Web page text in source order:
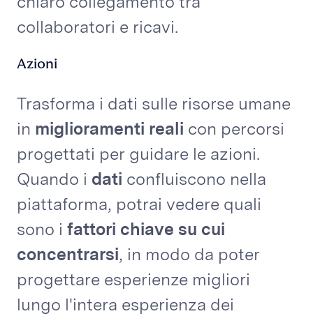
collaboratori e ricavi.
Azioni
Trasforma i dati sulle risorse umane
in miglioramenti reali con percorsi
progettati per guidare le azioni.
Quando i dati confluiscono nella
piattaforma, potrai vedere quali
sono i fattori chiave su cui
concentrarsi, in modo da poter
progettare esperienze migliori
lungo l'intera esperienza dei